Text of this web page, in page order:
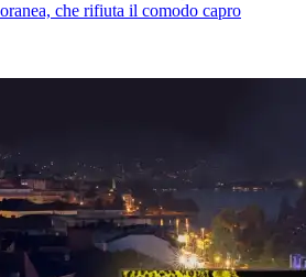
che rifiuta il comodo capro